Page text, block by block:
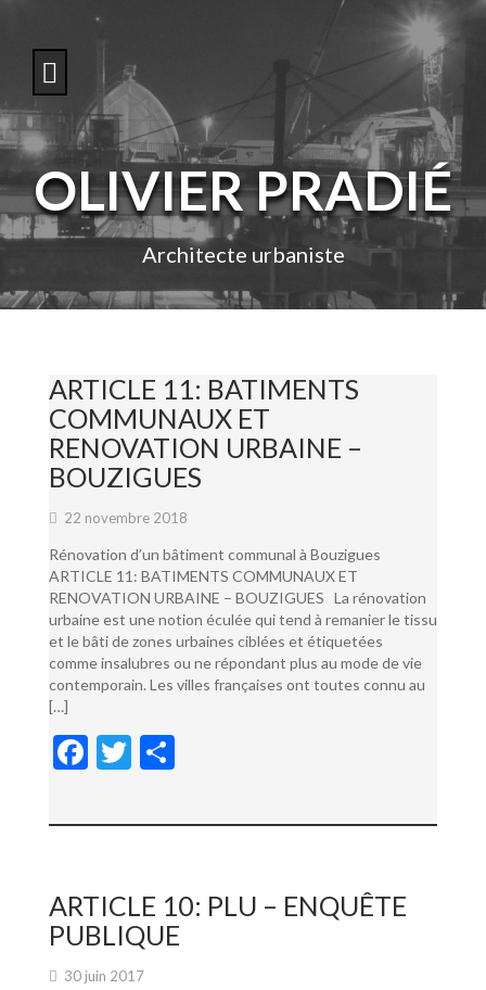
o
c
n
e
OLIVIER PRADIÉ
Architecte urbaniste
ARTICLE 11: BATIMENTS
COMMUNAUX ET
RENOVATION URBAINE –
BOUZIGUES
22 novembre 2018
Rénovation d’un bâtiment communal à Bouzigues
ARTICLE 11: BATIMENTS COMMUNAUX ET
RENOVATION URBAINE – BOUZIGUES La rénovation
urbaine est une notion éculée qui tend à remanier le tissu
et le bâti de zones urbaines ciblées et étiquetées
comme insalubres ou ne répondant plus au mode de vie
contemporain. Les villes françaises ont toutes connu au
[…]
F
e
o
o
k
T
itt ta
er
ARTICLE 10: PLU – ENQUÊTE
PUBLIQUE
30 juin 2017